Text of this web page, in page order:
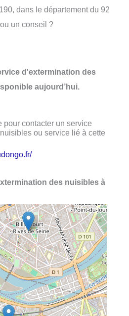
dans le département du 92
un conseil ?
d'extermination des
aujourd’hui.
pour contacter un service
ou service lié à cette
des nuisibles à